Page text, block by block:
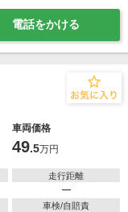
電話をかける
車両価格
49.5万円
走行距離
―
車検/自賠責